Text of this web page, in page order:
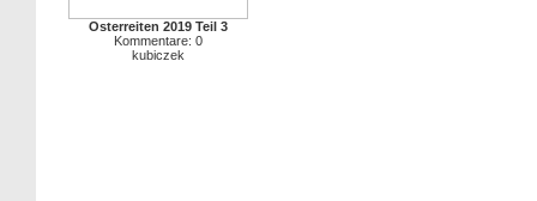
Osterreiten 2019 Teil 3
Kommentare: 0
kubiczek